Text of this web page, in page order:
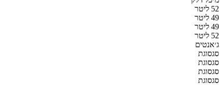
52 ליטר
49 ליטר
49 ליטר
52 ליטר
ג׳אנטים
סגסוגת
סגסוגת
סגסוגת
סגסוגת